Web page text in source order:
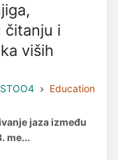
čitanju i
viših
Education
jaza između
me...